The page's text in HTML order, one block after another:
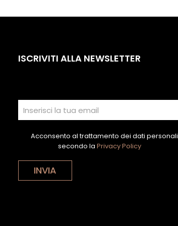
ISCRIVITI ALLA NEWSLETTER
Acconsento al trattamento dei dati personali
secondo la Privacy Policy
INVIA